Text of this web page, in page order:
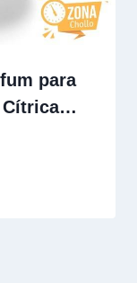
para
Cítrica…